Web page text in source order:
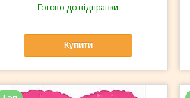
Готово до відправки
Купити